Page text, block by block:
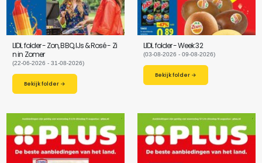
LIDL folder - Zon, BBQ, IJs & Rosé - Zi
n in Zomer
(22-06-2026 - 31-08-2026)
Bekijk folder →
LIDL folder - Week 32
(03-08-2026 - 09-08-2026)
Bekijk folder →